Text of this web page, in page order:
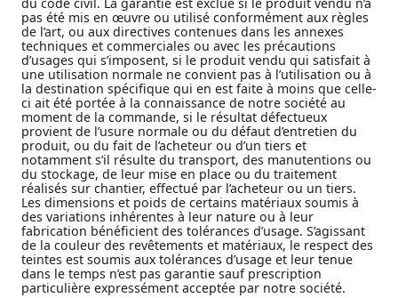
du code civil. La garantie est exclue si le produit vendu n’a
pas été mis en œuvre ou utilisé conformément aux règles
de l’art, ou aux directives contenues dans les annexes
techniques et commerciales ou avec les précautions
d’usages qui s’imposent, si le produit vendu qui satisfait à
une utilisation normale ne convient pas à l’utilisation ou à
la destination spécifique qui en est faite à moins que celle-
ci ait été portée à la connaissance de notre société au
moment de la commande, si le résultat défectueux
provient de l’usure normale ou du défaut d’entretien du
produit, ou du fait de l’acheteur ou d’un tiers et
notamment s’il résulte du transport, des manutentions ou
du stockage, de leur mise en place ou du traitement
réalisés sur chantier, effectué par l’acheteur ou un tiers.
Les dimensions et poids de certains matériaux soumis à
des variations inhérentes à leur nature ou à leur
fabrication bénéficient des tolérances d’usage. S’agissant
de la couleur des revêtements et matériaux, le respect des
teintes est soumis aux tolérances d’usage et leur tenue
dans le temps n’est pas garantie sauf prescription
particulière expressément acceptée par notre société.